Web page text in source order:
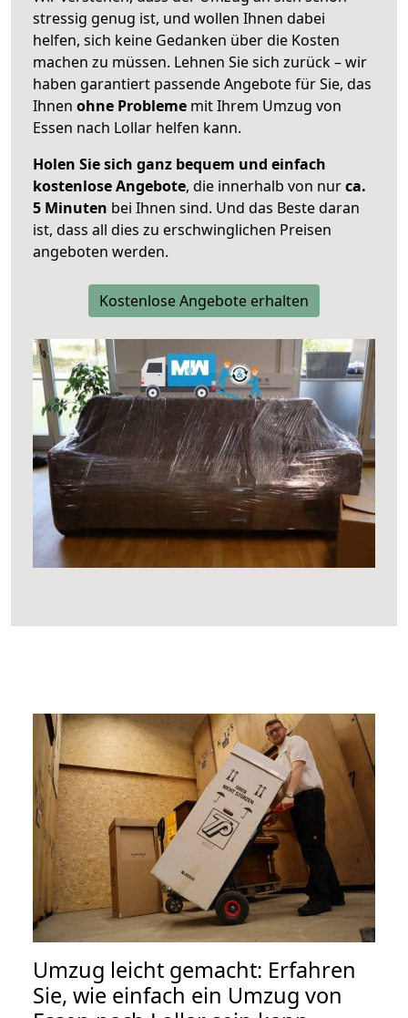
stressig genug ist, und wollen Ihnen dabei
helfen, sich keine Gedanken über die Kosten
machen zu müssen. Lehnen Sie sich zurück – wir
haben garantiert passende Angebote für Sie, das
Ihnen ohne Probleme mit Ihrem Umzug von
Essen nach Lollar helfen kann.
Holen Sie sich ganz bequem und einfach
kostenlose Angebote, die innerhalb von nurca.
5 Minuten bei Ihnen sind. Und das Beste daran
ist, dass all dies zu erschwinglichen Preisen
angeboten werden.
Kostenlose Angebote erhalten
Umzug leicht gemacht: Erfahren
Sie, wie einfach ein Umzug von